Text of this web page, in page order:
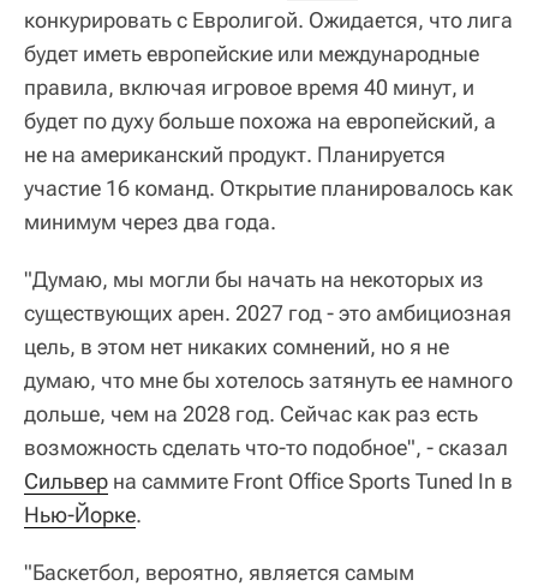
конкурировать с Евролигой. Ожидается, что лига
будет иметь европейские или международные
правила, включая игровое время 40 минут, и
будет по духу больше похожа на европейский, а
не на американский продукт. Планируется
участие 16 команд. Открытие планировалось как
минимум через два года.
"Думаю, мы могли бы начать на некоторых из
существующих арен. 2027 год - это амбициозная
цель, в этом нет никаких сомнений, но я не
думаю, что мне бы хотелось затянуть ее намного
дольше, чем на 2028 год. Сейчас как раз есть
возможность сделать что-то подобное", - сказал
Сильвер на саммите Front Office Sports Tuned In в
Нью-Йорке.
"Баскетбол, вероятно, является самым